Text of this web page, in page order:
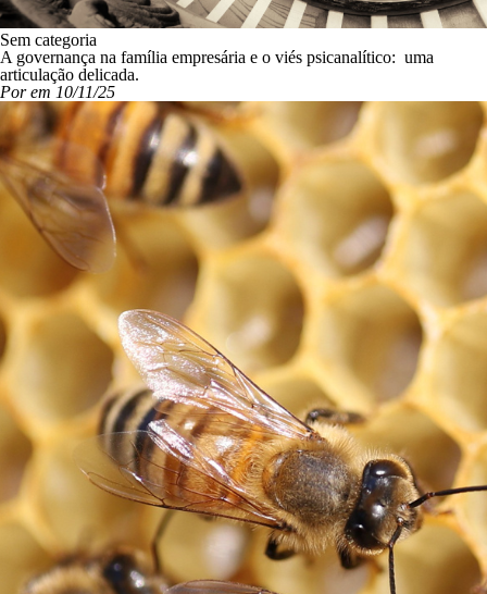
Sem categoria
A governança na família empresária e o viés psicanalítico: uma
articulação delicada.
Por em 10/11/25